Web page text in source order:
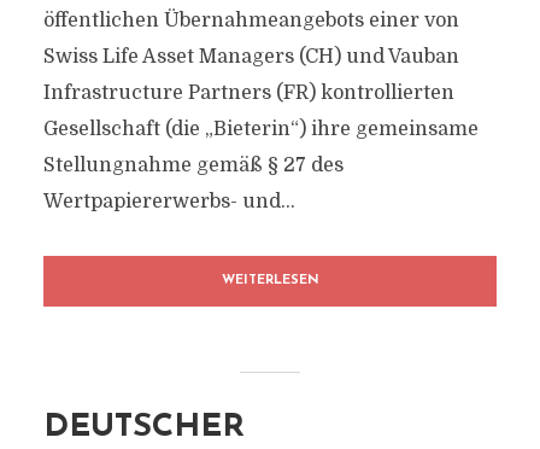
öffentlichen Übernahmeangebots einer von
Swiss Life Asset Managers (CH) und Vauban
Infrastructure Partners (FR) kontrollierten
Gesellschaft (die „Bieterin“) ihre gemeinsame
Stellungnahme gemäß § 27 des
Wertpapiererwerbs- und...
WEITERLESEN
DEUTSCHER